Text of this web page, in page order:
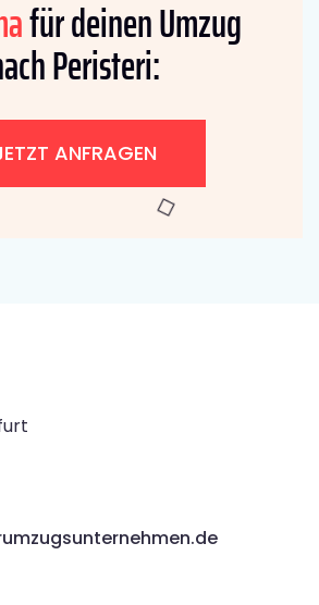
für deinen Umzug
Peristeri:
ANFRAGEN